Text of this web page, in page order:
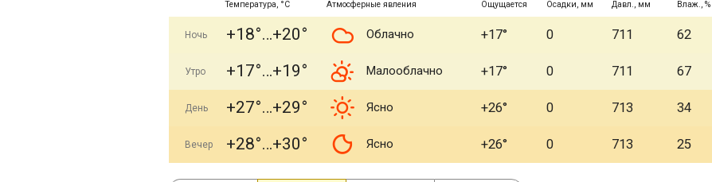
Температура, °C Атмосферные явления Ощущается Осадки, мм Давл., мм Влаж., %
Ночь +18° +20° Облачно +17° 0 711 62
Утро +17° +19° Малооблачно +17° 0 711 67
День +27° +29° Ясно +26° 0 713 34
Вечер +28° +30° Ясно +26° 0 713 25